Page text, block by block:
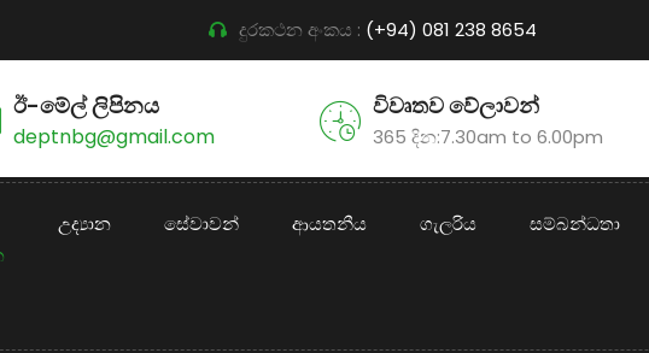
දුරකථන අංකය : (+94) 081 238 8654
ඊ-මේල් ලිපිනය
deptnbg@gmail.com
විවෘතව වේලාවන්
365 දින:7.30am to 6.00pm
උද්‍යාන සේවාවන් ආයතනීය ගැලරිය සම්බන්ධතා